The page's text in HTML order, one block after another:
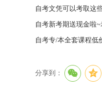
自考文凭可以考取这
自考新考期送现金啦
自考专/本全套课程低
分享到：